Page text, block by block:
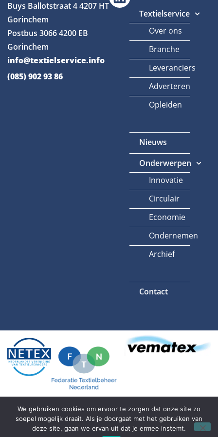
Buys Ballotstraat 44207 HT
Gorinchem
Postbus 30664200 EB
Gorinchem
info@textielservice.info
(085) 902 93 86
Textielservice
Over ons
Branche
Leveranciers
Adverteren
Opleiden
Nieuws
Onderwerpen
Innovatie
Circulair
Economie
Ondernemen
Archief
Contact
Algemene voorwaardenPrivacyverklaring
We gebruiken cookies om ervoor te zorgen dat onze site zo
soepel mogelijk draait. Als je doorgaat met het gebruiken van
deze site, gaan we ervan uit dat je ermee instemt.